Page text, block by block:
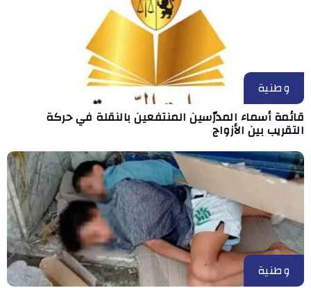
وطنية
قائمة أسماء المدرّسين المنتفعين بالنقلة في حركة
التقريب بين الأزواج
وطنية